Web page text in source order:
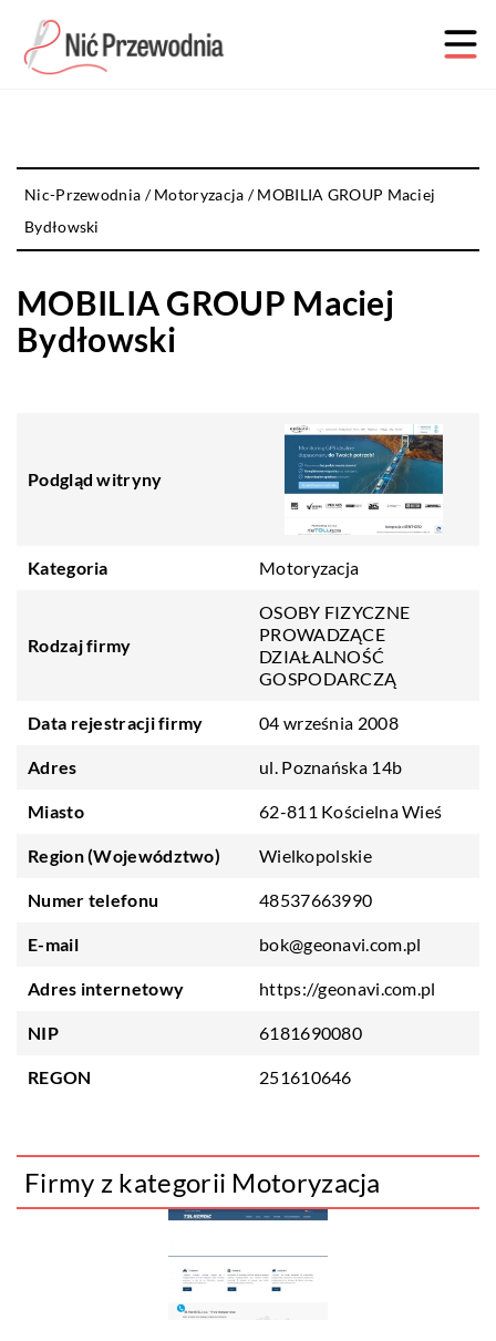
Nic-Przewodnia /Motoryzacja /MOBILIA GROUP Maciej
Bydłowski
MOBILIA GROUP Maciej
Bydłowski
Podgląd witryny
Kategoria Motoryzacja
Rodzaj firmy
OSOBY FIZYCZNE
PROWADZĄCE
DZIAŁALNOŚĆ
GOSPODARCZĄ
Data rejestracji firmy 04 września 2008
Adres ul. Poznańska 14b
Miasto 62-811 Kościelna Wieś
Region (Województwo) Wielkopolskie
Numer telefonu 48537663990
E-mail bok@geonavi.com.pl
Adres internetowy https://geonavi.com.pl
NIP 6181690080
REGON 251610646
Firmy z kategorii Motoryzacja